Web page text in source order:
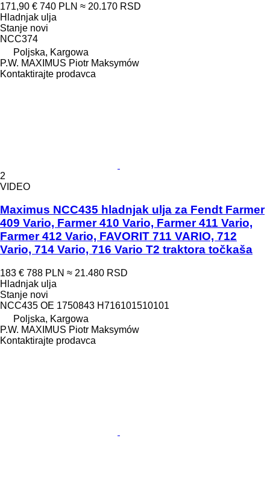
171,90 € 740 PLN ≈ 20.170 RSD
Hladnjak ulja
Stanje novi
NCC374
Poljska, Kargowa
P.W. MAXIMUS Piotr Maksymów
Kontaktirajte prodavca
2
VIDEO
Maximus NCC435 hladnjak ulja za Fendt Farmer
409 Vario, Farmer 410 Vario, Farmer 411 Vario,
Farmer 412 Vario, FAVORIT 711 VARIO, 712
Vario, 714 Vario, 716 Vario T2 traktora točkaša
183 € 788 PLN ≈ 21.480 RSD
Hladnjak ulja
Stanje novi
NCC435 OE 1750843 H716101510101
Poljska, Kargowa
P.W. MAXIMUS Piotr Maksymów
Kontaktirajte prodavca